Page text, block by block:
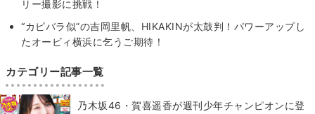
リー撮影に挑戦！
“カピバラ似”の吉岡里帆、HIKAKINが太鼓判！パワーアップし
たオービィ横浜に乞うご期待！
カテゴリー記事一覧
乃木坂46・賀喜遥香が週刊少年チャンピオンに登